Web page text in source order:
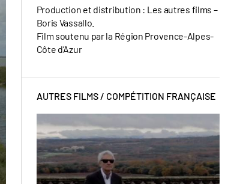
Production et distribution : Les autres films –
Boris Vassallo.
Film soutenu par la Région Provence-Alpes-
Côte d’Azur
AUTRES FILMS / COMPÉTITION FRANÇAISE